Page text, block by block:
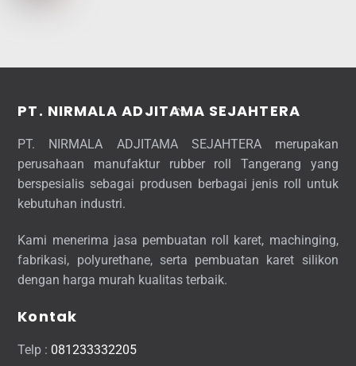
Back
Top
PT. NIRMALA ADJITAMA SEJAHTERA
PT. NIRMALA ADJITAMA SEJAHTERA merupakan
perusahaan manufaktur rubber roll Tangerang yang
berspesialis sebagai produsen berbagai jenis roll untuk
kebutuhan industri.
Kami menerima jasa pembuatan roll karet, machinging,
fabrikasi, polyurethane, serta pembuatan karet silikon
dengan harga murah kualitas terbaik.
Kontak
Telp : 081233332205